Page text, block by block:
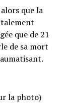
que la
que de 21
de sa mort
la photo)